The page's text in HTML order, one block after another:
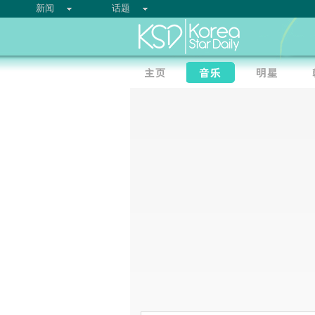
新闻 话题